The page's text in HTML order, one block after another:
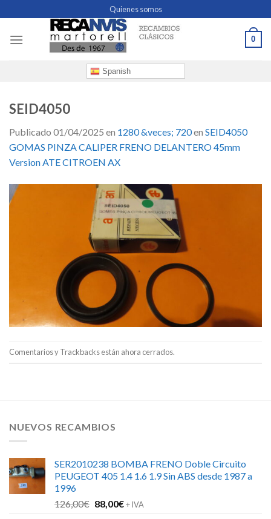
to
content
Quienes somos
0
Spanish
SEID4050
Publicado 01/04/2025 en 1280 &veces; 720en SEID4050
GOMAS PINZA CALIPER FRENO DELANTERO 45mm
Version ATE CITROEN AX
Comentarios y Trackbacks están ahora cerrados.
NUEVOS RECAMBIOS
SER2010238 BOMBA FRENO Doble Circuito
PEUGEOT 405 1.4 1.6 1.9 Sin ABS desde 1987 a
1996
126,00€ El
88,00€El+ IVA